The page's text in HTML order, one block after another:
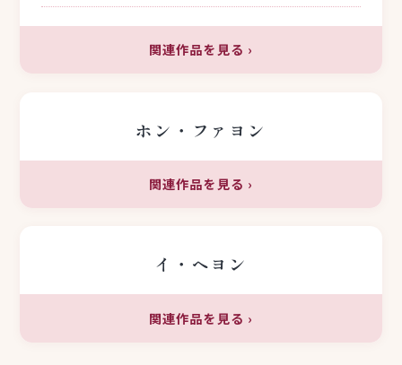
関連作品を見る ›
ホン・ファヨン
関連作品を見る ›
イ・ヘヨン
関連作品を見る ›